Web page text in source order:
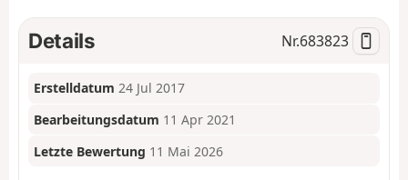
Details Nr.683823
Erstelldatum 24 Jul 2017
Bearbeitungsdatum 11 Apr 2021
Letzte Bewertung 11 Mai 2026